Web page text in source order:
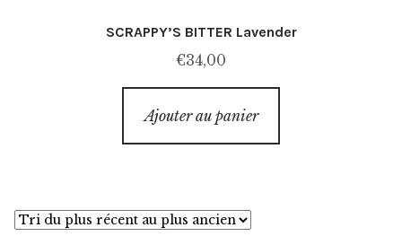
SCRAPPY’S BITTER Lavender
€34,00
Ajouter au panier